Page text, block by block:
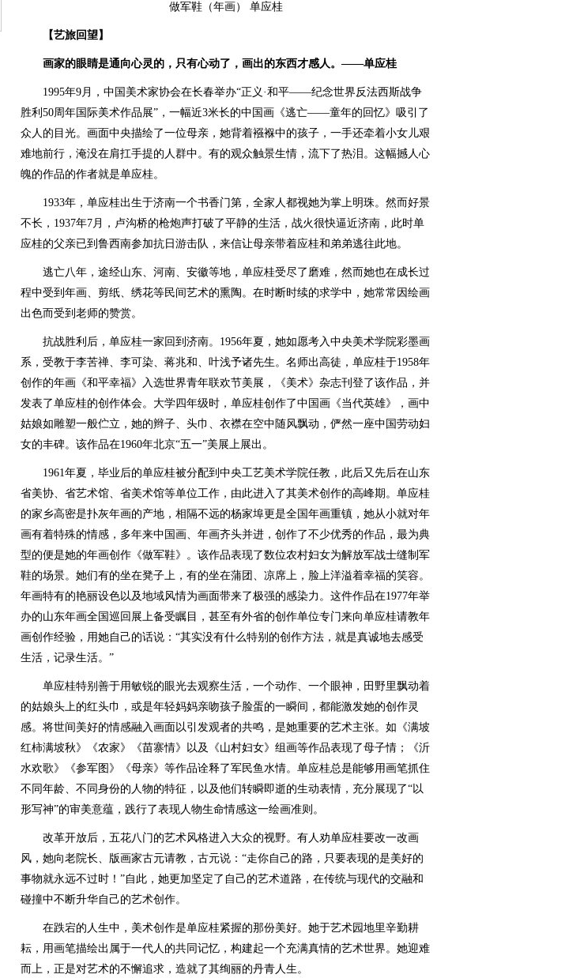
做军鞋（年画） 单应桂
【艺旅回望】
画家的眼睛是通向心灵的，只有心动了，画出的东西才感人。——单应桂
1995年9月，中国美术家协会在长春举办“正义·和平——纪念世界反法西斯战争
胜利50周年国际美术作品展”，一幅近3米长的中国画《逃亡——童年的回忆》吸引了
众人的目光。画面中央描绘了一位母亲，她背着襁褓中的孩子，一手还牵着小女儿艰
难地前行，淹没在肩扛手提的人群中。有的观众触景生情，流下了热泪。这幅撼人心
魄的作品的作者就是单应桂。
1933年，单应桂出生于济南一个书香门第，全家人都视她为掌上明珠。然而好景
不长，1937年7月，卢沟桥的枪炮声打破了平静的生活，战火很快逼近济南，此时单
应桂的父亲已到鲁西南参加抗日游击队，来信让母亲带着应桂和弟弟逃往此地。
逃亡八年，途经山东、河南、安徽等地，单应桂受尽了磨难，然而她也在成长过
程中受到年画、剪纸、绣花等民间艺术的熏陶。在时断时续的求学中，她常常因绘画
出色而受到老师的赞赏。
抗战胜利后，单应桂一家回到济南。1956年夏，她如愿考入中央美术学院彩墨画
系，受教于李苦禅、李可染、蒋兆和、叶浅予诸先生。名师出高徒，单应桂于1958年
创作的年画《和平幸福》入选世界青年联欢节美展，《美术》杂志刊登了该作品，并
发表了单应桂的创作体会。大学四年级时，单应桂创作了中国画《当代英雄》，画中
姑娘如雕塑一般伫立，她的辫子、头巾、衣襟在空中随风飘动，俨然一座中国劳动妇
女的丰碑。该作品在1960年北京“五一”美展上展出。
1961年夏，毕业后的单应桂被分配到中央工艺美术学院任教，此后又先后在山东
省美协、省艺术馆、省美术馆等单位工作，由此进入了其美术创作的高峰期。单应桂
的家乡高密是扑灰年画的产地，相隔不远的杨家埠更是全国年画重镇，她从小就对年
画有着特殊的情感，多年来中国画、年画齐头并进，创作了不少优秀的作品，最为典
型的便是她的年画创作《做军鞋》。该作品表现了数位农村妇女为解放军战士缝制军
鞋的场景。她们有的坐在凳子上，有的坐在蒲团、凉席上，脸上洋溢着幸福的笑容。
年画特有的艳丽设色以及地域风情为画面带来了极强的感染力。这件作品在1977年举
办的山东年画全国巡回展上备受瞩目，甚至有外省的创作单位专门来向单应桂请教年
画创作经验，用她自己的话说：“其实没有什么特别的创作方法，就是真诚地去感受
生活，记录生活。”
单应桂特别善于用敏锐的眼光去观察生活，一个动作、一个眼神，田野里飘动着
的姑娘头上的红头巾，或是年轻妈妈亲吻孩子脸蛋的一瞬间，都能激发她的创作灵
感。将世间美好的情感融入画面以引发观者的共鸣，是她重要的艺术主张。如《满坡
红柿满坡秋》《农家》《苗寨情》以及《山村妇女》组画等作品表现了母子情；《沂
水欢歌》《参军图》《母亲》等作品诠释了军民鱼水情。单应桂总是能够用画笔抓住
不同年龄、不同身份的人物的特征，以及他们转瞬即逝的生动表情，充分展现了“以
形写神”的审美意蕴，践行了表现人物生命情感这一绘画准则。
改革开放后，五花八门的艺术风格进入大众的视野。有人劝单应桂要改一改画
风，她向老院长、版画家古元请教，古元说：“走你自己的路，只要表现的是美好的
事物就永远不过时！”自此，她更加坚定了自己的艺术道路，在传统与现代的交融和
碰撞中不断升华自己的艺术创作。
在跌宕的人生中，美术创作是单应桂紧握的那份美好。她于艺术园地里辛勤耕
耘，用画笔描绘出属于一代人的共同记忆，构建起一个充满真情的艺术世界。她迎难
而上，正是对艺术的不懈追求，造就了其绚丽的丹青人生。